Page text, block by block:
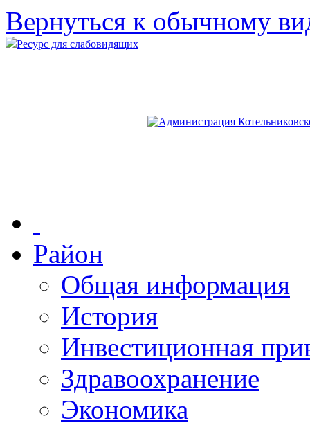
Вернуться к обычному
Ресурс для слабовидящих
Район
Общая информация
История
Инвестиционная
Здравоохранение
Экономика